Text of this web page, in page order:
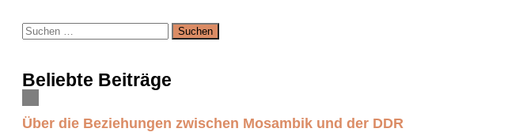
Suchen
nach:
Beliebte Beiträge
Über die Beziehungen zwischen Mosambik und der DDR